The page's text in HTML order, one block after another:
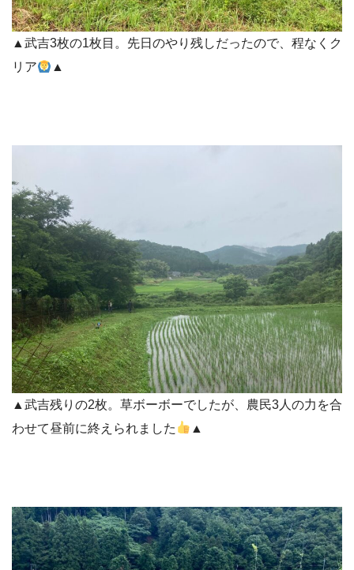
▲武吉3枚の1枚目。先日のやり残しだったので、程なくク
リア
▲
▲武吉残りの2枚。草ボーボーでしたが、農民3人の力を合
わせて昼前に終えられました
▲